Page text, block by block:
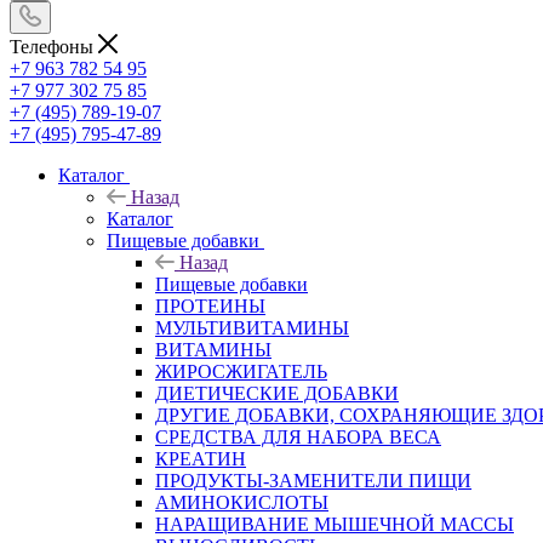
Телефоны
+7 963 782 54 95
+7 977 302 75 85
+7 (495) 789-19-07
+7 (495) 795-47-89
Каталог
Назад
Каталог
Пищевые добавки
Назад
Пищевые добавки
ПРОТЕИНЫ
МУЛЬТИВИТАМИНЫ
ВИТАМИНЫ
ЖИРОСЖИГАТЕЛЬ
ДИЕТИЧЕСКИЕ ДОБАВКИ
ДРУГИЕ ДОБАВКИ, СОХРАНЯЮЩИЕ
СРЕДСТВА ДЛЯ НАБОРА ВЕСА
КРЕАТИН
ПРОДУКТЫ-ЗАМЕНИТЕЛИ ПИЩИ
АМИНОКИСЛОТЫ
НАРАЩИВАНИЕ МЫШЕЧНОЙ МАССЫ